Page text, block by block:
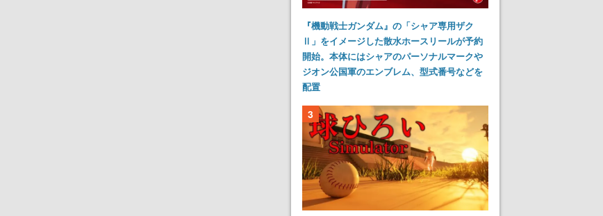
『機動戦士ガンダム』の「シャア専用ザク
Ⅱ」をイメージした散水ホースリールが予約
開始。本体にはシャアのパーソナルマークや
ジオン公国軍のエンブレム、型式番号などを
配置
3